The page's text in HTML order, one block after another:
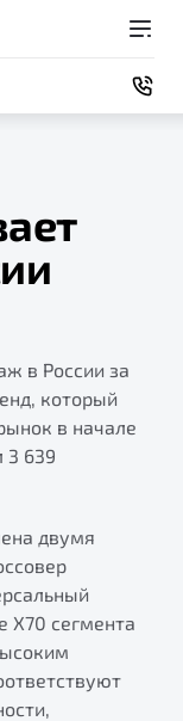
Belgee
в России за
который
в начале
3 639
двумя
X70 сегмента